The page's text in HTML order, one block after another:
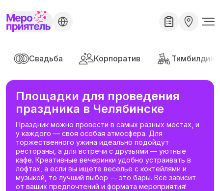
Свадьба Корпоратив Тимбилдинг
Площадки для проведения
праздника в Челябинске
Праздник можно провести в самых разных местах, и
у каждого — своя особая атмосфера. Для
торжественного ужина идеально подойдут
рестораны, а для встречи с друзьями — уютные
кафе. Креативные вечеринки удобно устраивать в
лофтах, а если вы ищете веселье с коктейлями и
музыкой, то лучший выбор — это бары. Всё зависит
от ваших предпочтений и формата мероприятия!